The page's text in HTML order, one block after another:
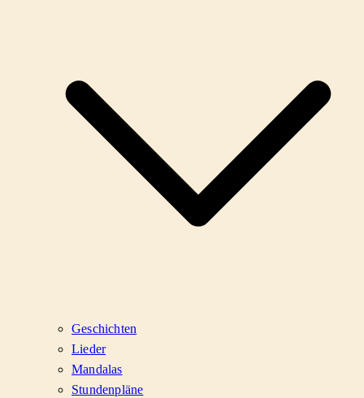
Geschichten
Lieder
Mandalas
Stundenpläne